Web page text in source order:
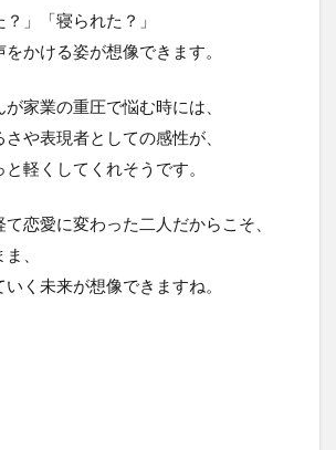
？」「寝られた？」
かける姿が想像できます。
家業の重圧で悩む時には、
や表現者としての感性が、
軽くしてくれそうです。
恋愛に変わった二人だからこそ、
、
く未来が想像できますね。